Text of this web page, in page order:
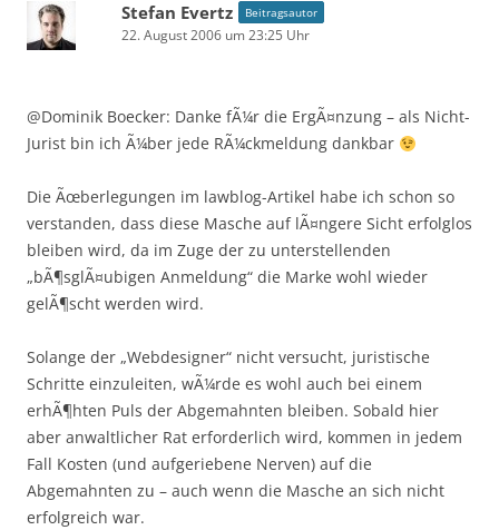
Stefan Evertz Beitragsautor
22. August 2006 um 23:25 Uhr
@Dominik Boecker: Danke fÃ¼r die ErgÃ¤nzung – als Nicht-
Jurist bin ich Ã¼ber jede RÃ¼ckmeldung dankbar
Die Ãœberlegungen im lawblog-Artikel habe ich schon so
verstanden, dass diese Masche auf lÃ¤ngere Sicht erfolglos
bleiben wird, da im Zuge der zu unterstellenden
„bÃ¶sglÃ¤ubigen Anmeldung“ die Marke wohl wieder
gelÃ¶scht werden wird.
Solange der „Webdesigner“ nicht versucht, juristische
Schritte einzuleiten, wÃ¼rde es wohl auch bei einem
erhÃ¶hten Puls der Abgemahnten bleiben. Sobald hier
aber anwaltlicher Rat erforderlich wird, kommen in jedem
Fall Kosten (und aufgeriebene Nerven) auf die
Abgemahnten zu – auch wenn die Masche an sich nicht
erfolgreich war.